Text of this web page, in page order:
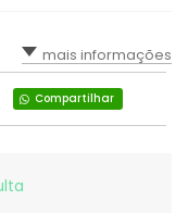
mais informações
Compartilhar